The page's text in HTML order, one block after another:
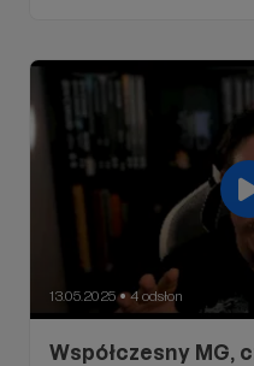
13.05.2025 ● 4 odsłon
Współczesny MG,